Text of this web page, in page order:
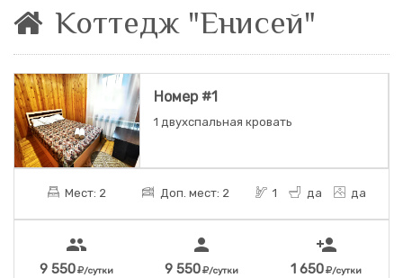
Коттедж "Енисей"
Номер #1
1 двухспальная кровать
Мест: 2 Доп. мест: 2 1 да да
people
9 550 /сутки
person
9 550 /сутки
person_add
1 650 /сутки